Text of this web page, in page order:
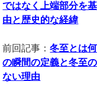
ではなく上端部分を
由と歴史的な経緯
前回記事：冬至とは
の瞬間の定義と冬至
ない理由